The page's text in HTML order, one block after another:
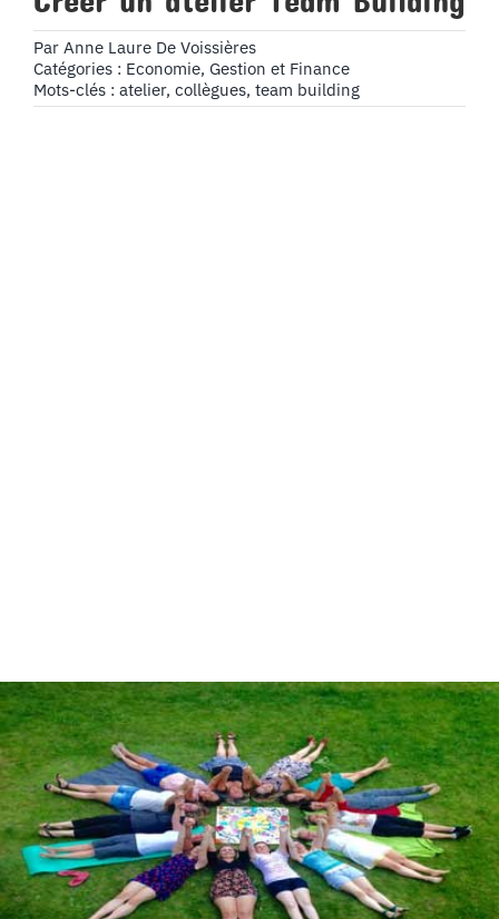
Par Anne Laure De Voissières
Catégories : Economie, Gestion et Finance
Mots-clés : atelier, collègues, team building